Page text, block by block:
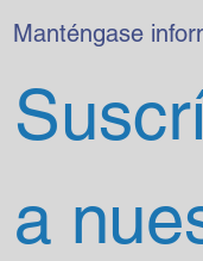
Manténgase
a